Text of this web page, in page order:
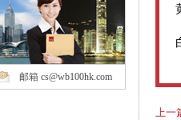
邮箱 cs@wb100hk.com
上一